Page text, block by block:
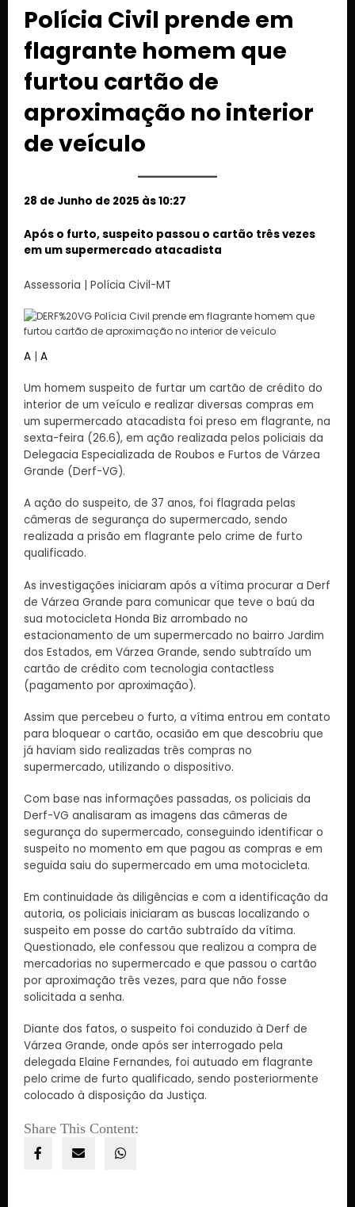
Polícia Civil prende em
flagrante homem que
furtou cartão de
aproximação no interior
de veículo
28 de Junho de 2025 às 10:27
Após o furto, suspeito passou o cartão três vezes
em um supermercado atacadista
Assessoria | Polícia Civil-MT
A | A
Um homem suspeito de furtar um cartão de crédito do
interior de um veículo e realizar diversas compras em
um supermercado atacadista foi preso em flagrante, na
sexta-feira (26.6), em ação realizada pelos policiais da
Delegacia Especializada de Roubos e Furtos de Várzea
Grande (Derf-VG).
A ação do suspeito, de 37 anos, foi flagrada pelas
câmeras de segurança do supermercado, sendo
realizada a prisão em flagrante pelo crime de furto
qualificado.
As investigações iniciaram após a vítima procurar a Derf
de Várzea Grande para comunicar que teve o baú da
sua motocicleta Honda Biz arrombado no
estacionamento de um supermercado no bairro Jardim
dos Estados, em Várzea Grande, sendo subtraído um
cartão de crédito com tecnologia contactless
(pagamento por aproximação).
Assim que percebeu o furto, a vítima entrou em contato
para bloquear o cartão, ocasião em que descobriu que
já haviam sido realizadas três compras no
supermercado, utilizando o dispositivo.
Com base nas informações passadas, os policiais da
Derf-VG analisaram as imagens das câmeras de
segurança do supermercado, conseguindo identificar o
suspeito no momento em que pagou as compras e em
seguida saiu do supermercado em uma motocicleta.
Em continuidade às diligências e com a identificação da
autoria, os policiais iniciaram as buscas localizando o
suspeito em posse do cartão subtraído da vítima.
Questionado, ele confessou que realizou a compra de
mercadorias no supermercado e que passou o cartão
por aproximação três vezes, para que não fosse
solicitada a senha.
Diante dos fatos, o suspeito foi conduzido à Derf de
Várzea Grande, onde após ser interrogado pela
delegada Elaine Fernandes, foi autuado em flagrante
pelo crime de furto qualificado, sendo posteriormente
colocado à disposição da Justiça.
Share This Content: